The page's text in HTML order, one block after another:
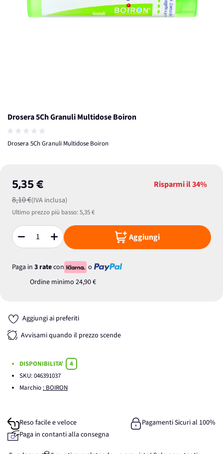
Drosera 5Ch Granuli Multidose Boiron
Drosera 5Ch Granuli Multidose Boiron
5,35 €
8,10 €(IVA inclusa)
Risparmi il34%
Ultimo prezzo più basso:5,35 €
Quantità Aggiungi
Paga in 3 ratecon
o
Ordine minimo 24,90 €
Aggiungi ai preferiti
Avvisami quando il prezzo scende
DISPONIBILITA'
4
SKU:046391037
Marchio : BOIRON
Reso facile e veloce
Pagamenti Sicuri al 100%
Paga in contanti alla consegna